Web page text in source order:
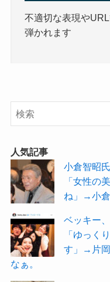
不適切な表現や
弾かれます
人気記事
小倉智昭
「女性の
ね」→小倉
ベッキー
「ゆっく
す」→片岡
なぁ。